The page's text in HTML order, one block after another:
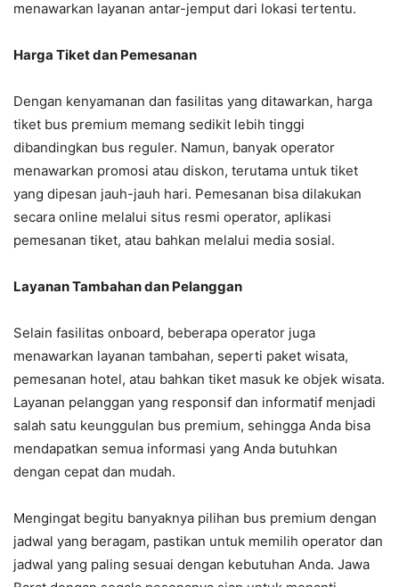
menawarkan layanan antar-jemput dari lokasi tertentu.
Harga Tiket dan Pemesanan
Dengan kenyamanan dan fasilitas yang ditawarkan, harga
tiket bus premium memang sedikit lebih tinggi
dibandingkan bus reguler. Namun, banyak operator
menawarkan promosi atau diskon, terutama untuk tiket
yang dipesan jauh-jauh hari. Pemesanan bisa dilakukan
secara online melalui situs resmi operator, aplikasi
pemesanan tiket, atau bahkan melalui media sosial.
Layanan Tambahan dan Pelanggan
Selain fasilitas onboard, beberapa operator juga
menawarkan layanan tambahan, seperti paket wisata,
pemesanan hotel, atau bahkan tiket masuk ke objek wisata.
Layanan pelanggan yang responsif dan informatif menjadi
salah satu keunggulan bus premium, sehingga Anda bisa
mendapatkan semua informasi yang Anda butuhkan
dengan cepat dan mudah.
Mengingat begitu banyaknya pilihan bus premium dengan
jadwal yang beragam, pastikan untuk memilih operator dan
jadwal yang paling sesuai dengan kebutuhan Anda. Jawa